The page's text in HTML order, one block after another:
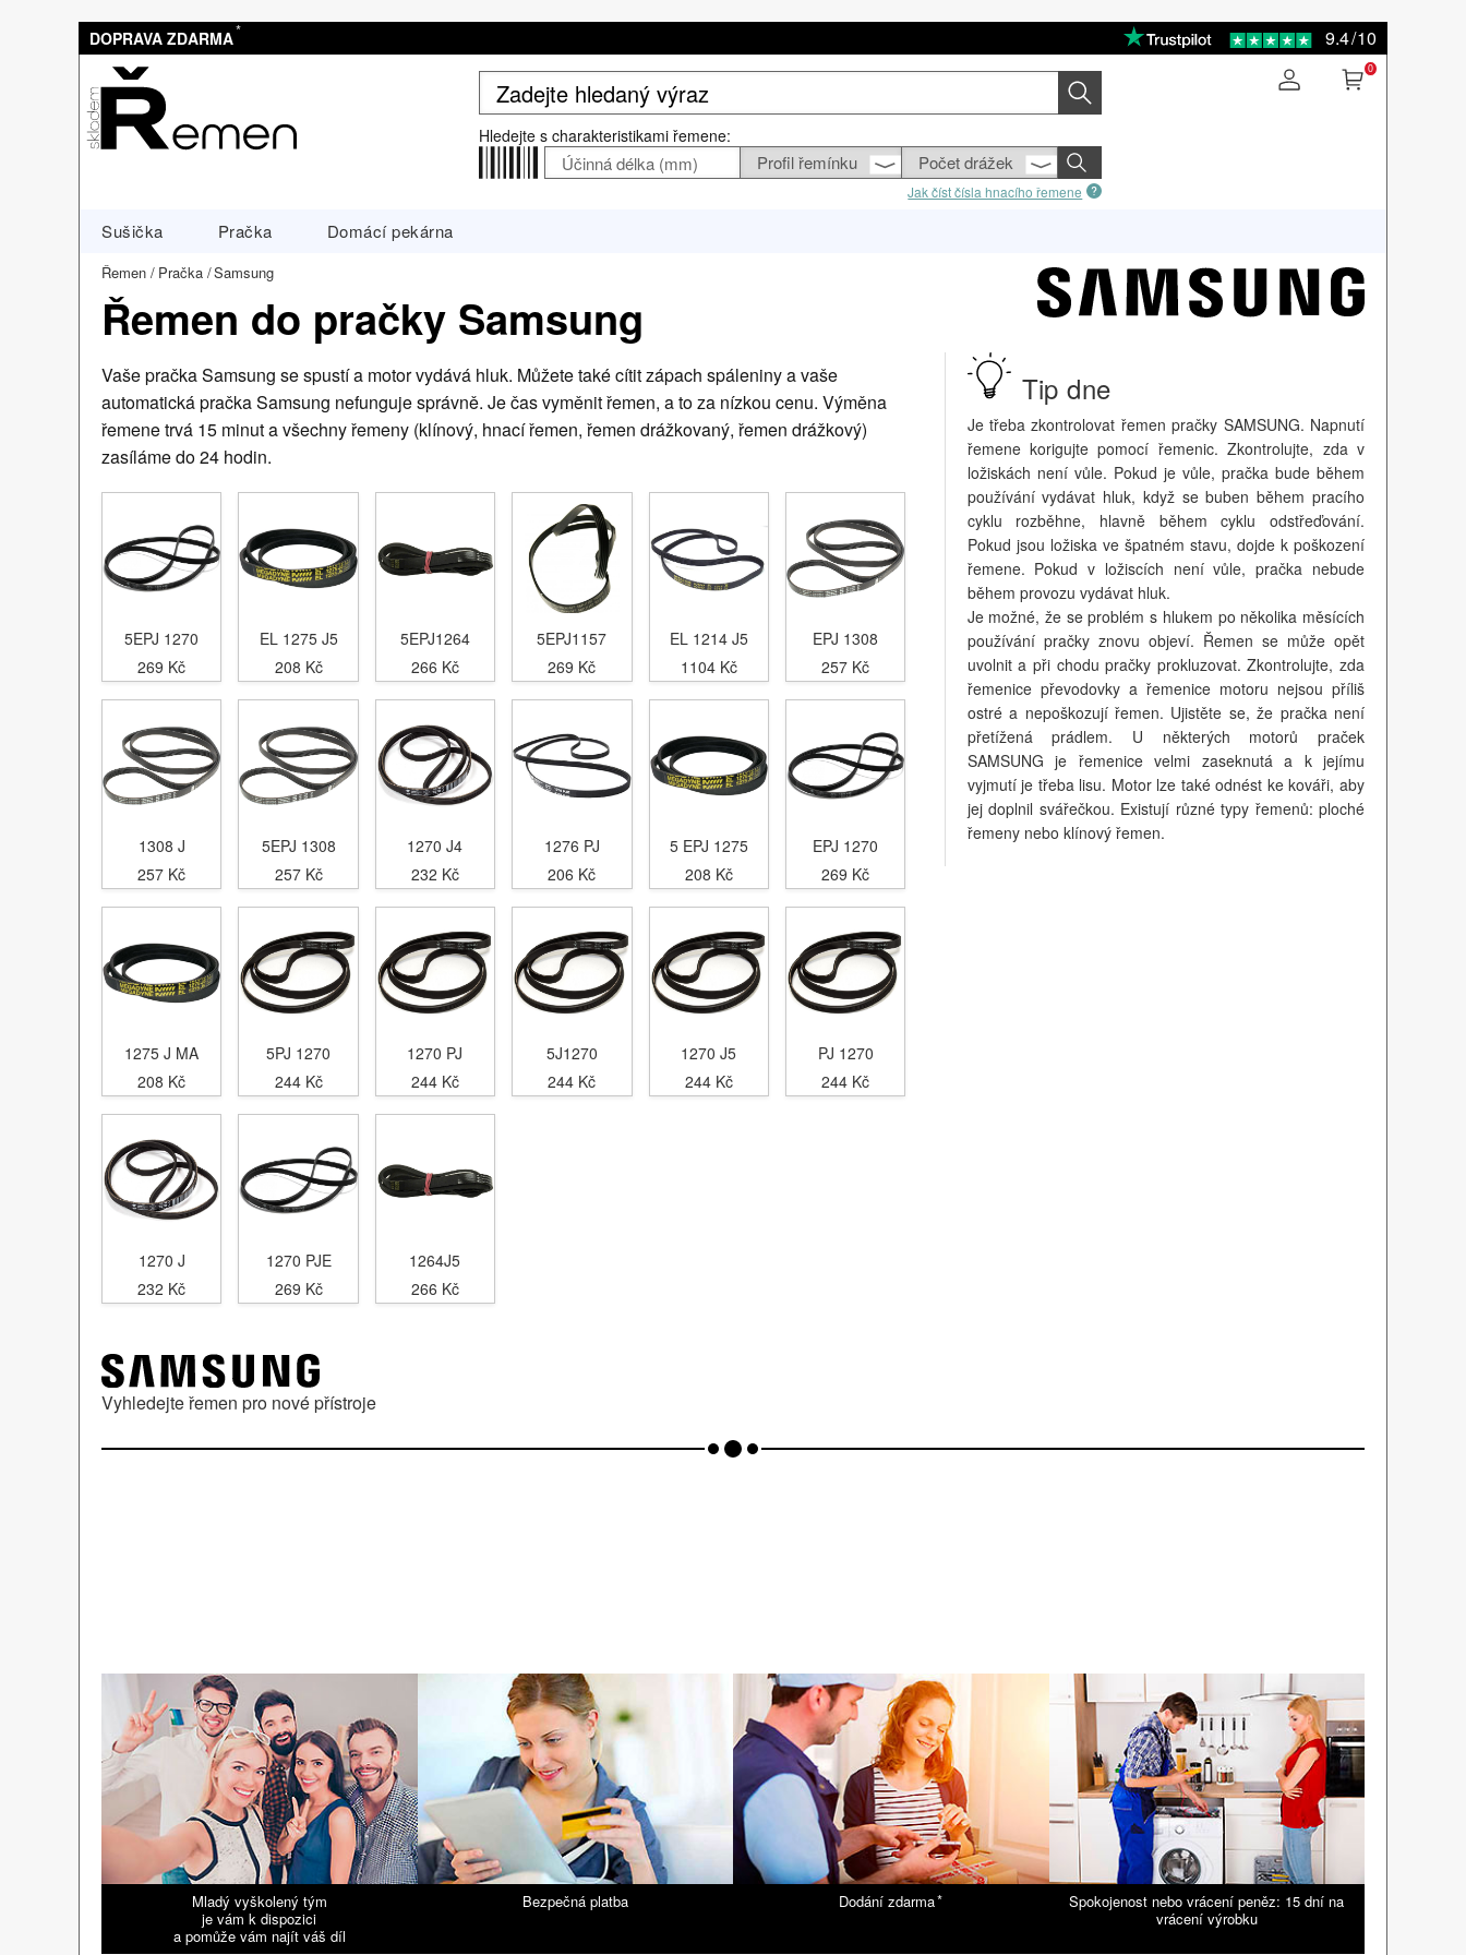
DOPRAVA ZDARMA* 9.4/10
Hledejte s charakteristikami řemene:
Jak číst čísla hnacího řemene
0
Sušička Pračka Domácí pekárna
Řemen Pračka Samsung
Tip dne
Je třeba zkontrolovat řemen pračky SAMSUNG. Napnutí
řemene korigujte pomocí řemenic. Zkontrolujte, zda v
ložiskách není vůle. Pokud je vůle, pračka bude během
používání vydávat hluk, když se buben během pracího
cyklu rozběhne, hlavně během cyklu odstřeďování.
Pokud jsou ložiska ve špatném stavu, dojde k poškození
řemene. Pokud v ložiscích není vůle, pračka nebude
během provozu vydávat hluk.
Je možné, že se problém s hlukem po několika měsících
používání pračky znovu objeví. Řemen se může opět
uvolnit a při chodu pračky prokluzovat. Zkontrolujte, zda
řemenice převodovky a řemenice motoru nejsou příliš
ostré a nepoškozují řemen. Ujistěte se, že pračka není
přetížená prádlem. U některých motorů praček
SAMSUNG je řemenice velmi zaseknutá a k jejímu
vyjmutí je třeba lisu. Motor lze také odnést ke kováři, aby
jej doplnil svářečkou. Existují různé typy řemenů: ploché
řemeny nebo klínový řemen.
Řemen do pračky Samsung
Vaše pračka Samsung se spustí a motor vydává hluk. Můžete také cítit zápach spáleniny a vaše
automatická pračka Samsung nefunguje správně. Je čas vyměnit řemen, a to za nízkou cenu. Výměna
řemene trvá 15 minut a všechny řemeny (klínový, hnací řemen, řemen drážkovaný, řemen drážkový)
zasíláme do 24 hodin.
5EPJ 1270
269 Kč
EL 1275 J5
208 Kč
5EPJ1264
266 Kč
5EPJ1157
269 Kč
EL 1214 J5
1104 Kč
EPJ 1308
257 Kč
1308 J
257 Kč
5EPJ 1308
257 Kč
1270 J4
232 Kč
1276 PJ
206 Kč
5 EPJ 1275
208 Kč
EPJ 1270
269 Kč
1275 J MA
208 Kč
5PJ 1270
244 Kč
1270 PJ
244 Kč
5J1270
244 Kč
1270 J5
244 Kč
PJ 1270
244 Kč
1270 J
232 Kč
1270 PJE
269 Kč
1264J5
266 Kč
Vyhledejte řemen pro nové přístroje
Mladý vyškolený tým
je vám k dispozici
a pomůže vám najít váš díl
Bezpečná platba Dodání zdarma*
Spokojenost nebo vrácení peněz: 15 dní na
vrácení výrobku